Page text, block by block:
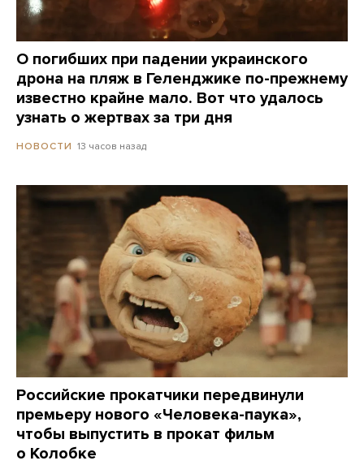
О погибших при падении украинского
дрона на пляж в Геленджике по-прежнему
известно крайне мало. Вот что удалось
узнать о жертвах за три дня
НОВОСТИ 13 часов назад
Российские прокатчики передвинули
премьеру нового «Человека-паука»,
чтобы выпустить в прокат фильм
о Колобке